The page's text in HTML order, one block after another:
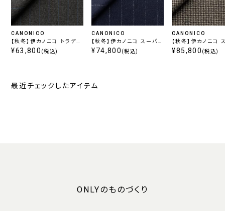
CANONICO
【秋冬】伊カノニコ トラディ
ショナルウーステッド / チャ
¥63,800 (税込)
CANONICO
【秋冬】伊カノニコ スーパー
120’s フランネル ネイビー
¥74,800 (税込)
CANONICO
【秋冬】伊カノニコ
120’s サキソニー
¥85,800 (税込)
最近チェックしたアイテム
ONLYのものづくり